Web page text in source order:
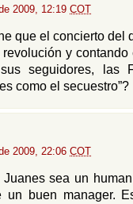
2009, 12:19 COT
que el concierto del
y
seguidores, las
como el secuestro”?
2009, 22:06 COT
sea un
un buen manager.